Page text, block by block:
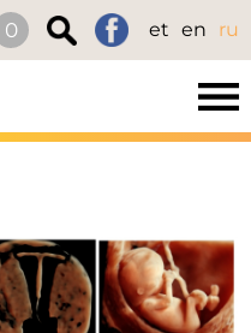
0 et en ru